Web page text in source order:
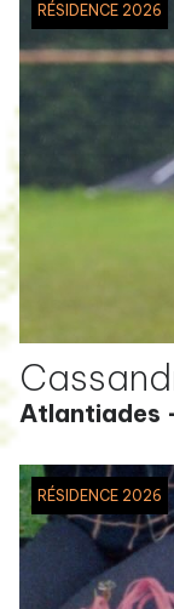
RÉSIDENCE 2026
Atlantiades
RÉSIDENCE 2026